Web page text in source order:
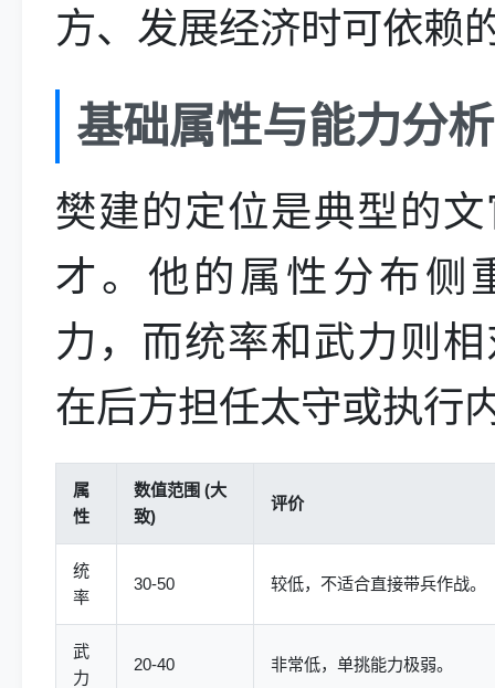
方、发展经济时可依赖
基础属性与能力分析
樊建的定位是典型的
才。他的属性分布侧
力，而统率和武力则
在后方担任太守或执行
属
性
数值范围 (大
致)
评价
统
率
30-50 较低，不适合直接带兵作战。
武
力
20-40 非常低，单挑能力极弱。